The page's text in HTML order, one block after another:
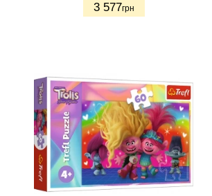
3 577грн